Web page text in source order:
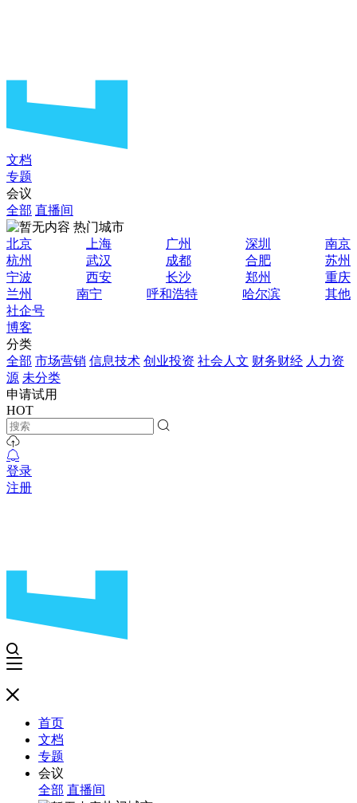
文档
专题
会议
全部 直播间
热门城市
北京
上海 广州 深圳
南京
杭州
武汉 成都 合肥
苏州
宁波
西安 长沙 郑州
重庆
兰州
南宁 呼和浩特 哈尔滨
其他
社企号
博客
分类
全部 市场营销 信息技术 创业投资 社会人文 财务财经 人力资
源 未分类
申请试用
HOT
登录
注册
首页
文档
专题
会议
全部 直播间